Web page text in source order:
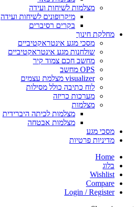
מצלמות לשיחות ועידה
מיקרופונים לשיחות ועידה
בקרים רסיברים
מחלקת חינוך
מסכי מגע אינטראקטיביים
שולחנות מגע אינטראקטיביים
מחשב חכם צמוד קיר
OPS מחשב
visualizer מצלמת עצמים
לוח כתיבה כולל מסילות
מערכות כריזה
מצלמות
מצלמות לכיתה היברידית
מצלמות אבטחה
מסכי מגע
מדיניות פרטיות
Home
בלוג
Wishlist
Compare
Login / Register